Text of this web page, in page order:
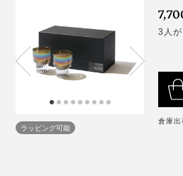
グラスのフチはつるんとなめら
あり、欠けにくく強化されていま
メーカーさんにお話を聞くと、
けに、半透明になる薄さでコー
る限り『PROGRESS』のみで
ナノレベルの薄さで膜を作るた
作業で、グラスを精密洗浄、
す。
外でのご使用はおやめくださ
乳幼児の手の届かないとこ
食器洗い洗浄機、電子レン
ていません
傷がつきますと破損しやすく
ガラス同士、金属同士など
ように扱ってください。
ラッピング可能
3人
倉庫出